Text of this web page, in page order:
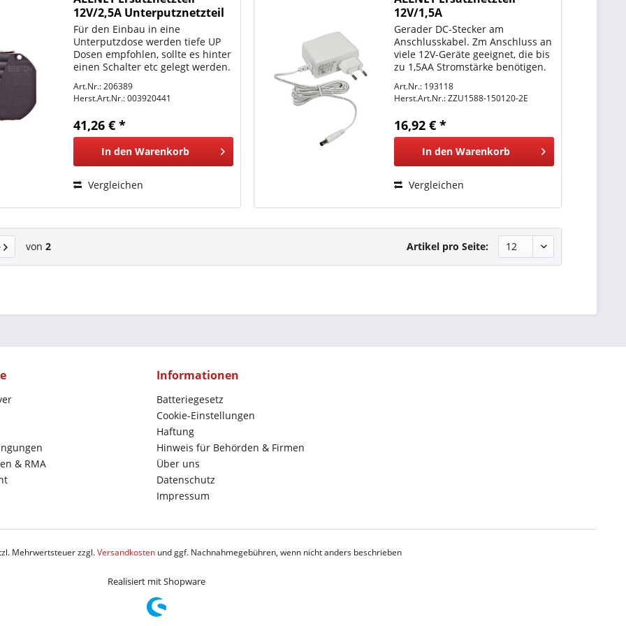
12V/2,5A Unterputznetzteil
rund Standard 76mm
Egston
Für den Einbau in eine
Unterputzdose werden tiefe UP
Dosen empfohlen, sollte es hinter
einen Schalter etc gelegt werden.
mit Weitbereichseingang von 90–
264 V/AC und stabilisierter
Ausgangsspannung in der...
Art.Nr.: 206389
Herst.Art.Nr.:003920441
41,26 € *
In den Warenkorb
Vergleichen
12V/1,5A
Gerader DC-Stecker am
Anschlusskabel. Zm Anschluss an
viele 12V-Geräte geeignet, die bis
zu 1,5AA Stromstärke benötigen.
Hohlstecker.
Art.Nr.: 193118
Herst.Art.Nr.:ZZU1588-150120-2E
16,92 € *
In den Warenkorb
Vergleichen
von 2 Artikel pro Seite:
& RMA
Informationen
Batteriegesetz
Cookie-Einstellungen
Haftung
Hinweis für Behörden & Firmen
Über uns
Datenschutz
Impressum
Mehrwertsteuer zzgl.Versandkostenund ggf. Nachnahmegebühren, wenn nicht anders beschrieben
Realisiert mit Shopware